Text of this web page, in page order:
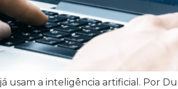
usam a inteligência artificial. Por